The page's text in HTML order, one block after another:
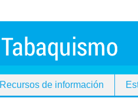
Recursos de información